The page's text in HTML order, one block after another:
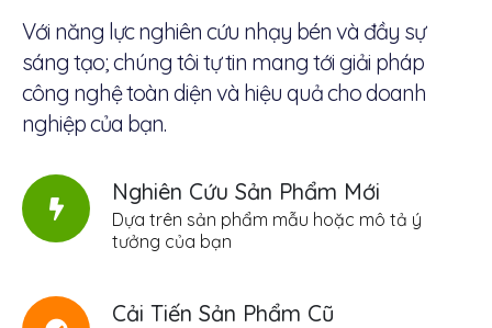
Với năng lực nghiên cứu nhạy bén và đầy sự
sáng tạo; chúng tôi tự tin mang tới giải pháp
công nghệ toàn diện và hiệu quả cho doanh
nghiệp của bạn.
Nghiên Cứu Sản Phẩm Mới
Dựa trên sản phẩm mẫu hoặc mô tả ý
tưởng của bạn
Cải Tiến Sản Phẩm Cũ